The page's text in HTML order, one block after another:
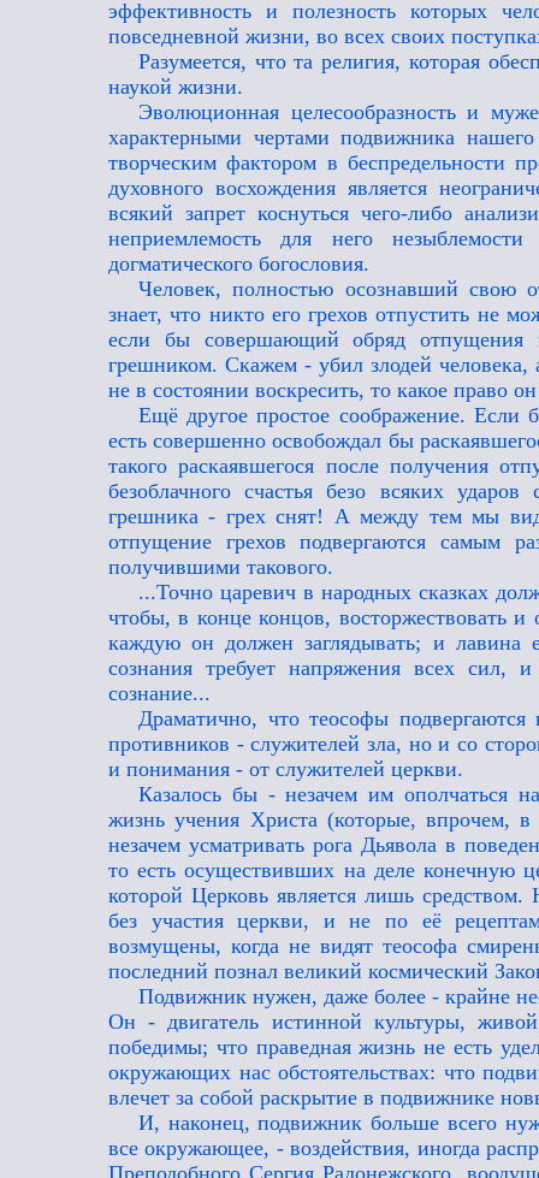
эффективность и полезность которых
повседневной жизни, во всех своих
Разумеется, что та религия, которая
наукой жизни.
Эволюционная целесообразность и
характерными чертами подвижника
творческим фактором в беспредельности
духовного восхождения является
всякий запрет коснуться чего-либо
неприемлемость для него
догматического богословия.
Человек, полностью осознавший свою
знает, что никто его грехов отпустить не
если бы совершающий обряд отпущения
грешником. Скажем - убил злодей
не в состоянии воскресить, то какое право
Ещё другое простое соображение. Если
есть совершенно освобождал бы
такого раскаявшегося после получения
безоблачного счастья безо всяких
грешника - грех снят! А между тем мы
отпущение грехов подвергаются самым
получившими такового.
...Точно царевич в народных сказках
чтобы, в конце концов, восторжествовать
каждую он должен заглядывать; и лавина
сознания требует напряжения всех сил,
сознание...
Драматично, что теософы
противников - служителей зла, но и со
и понимания - от служителей церкви.
Казалось бы - незачем им ополчаться
жизнь учения Христа (которые, впрочем,
незачем усматривать рога Дьявола в
то есть осуществивших на деле конечную
которой Церковь является лишь
без участия церкви, и не по её
возмущены, когда не видят теософа
последний познал великий космический
Подвижник нужен, даже более - крайне
Он - двигатель истинной культуры,
победимы; что праведная жизнь не есть
окружающих нас обстоятельствах: что
влечет за собой раскрытие в подвижнике
И, наконец, подвижник больше всего
все окружающее, - воздействия, иногда
Преподобного Сергия Радонежского,